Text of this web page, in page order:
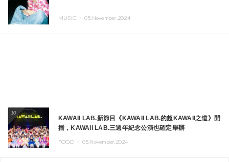
MUSIC ・ 05.November.2024
10
KAWAII LAB.新節目《KAWAII LAB.的超KAWAII之道》開
播，KAWAII LAB.三週年紀念公演也確定舉辦
FOOD ・ 05.November.2024